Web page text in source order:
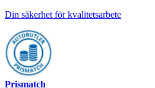
Din säkerhet för kvalitetsarbete
Prismatch